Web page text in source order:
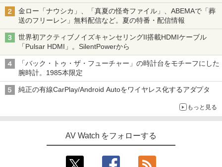
金ロー「ナウシカ」、「真夏の怪奇ファイル」、ABEMAで「葬
送のフリーレン」無料配信など。夏の特番・配信情報
世界初アクティブノイズキャンセリングII搭載HDMIケーブル
「Pulsar HDMI」。SilentPowerから
「バック・トゥ・ザ・フューチャー」の時計台をモチーフにした
腕時計。1985本限定
純正の有線CarPlay/Android Autoをワイヤレス化するアダプタ
もっと見る
AV Watch をフォローする